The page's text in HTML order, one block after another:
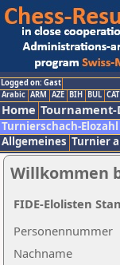
Logged on: Gast
Arabic ARM AZE BIH BUL CAT
Home Tournament-
Turnierschach-Elozahl
Allgemeines Turnier
Willkommen
Nachname
Personennummer
FIDE-Elolisten